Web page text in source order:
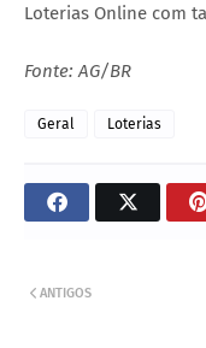
Loterias Online com
Fonte: AG/BR
Geral Loterias
ANTIGOS